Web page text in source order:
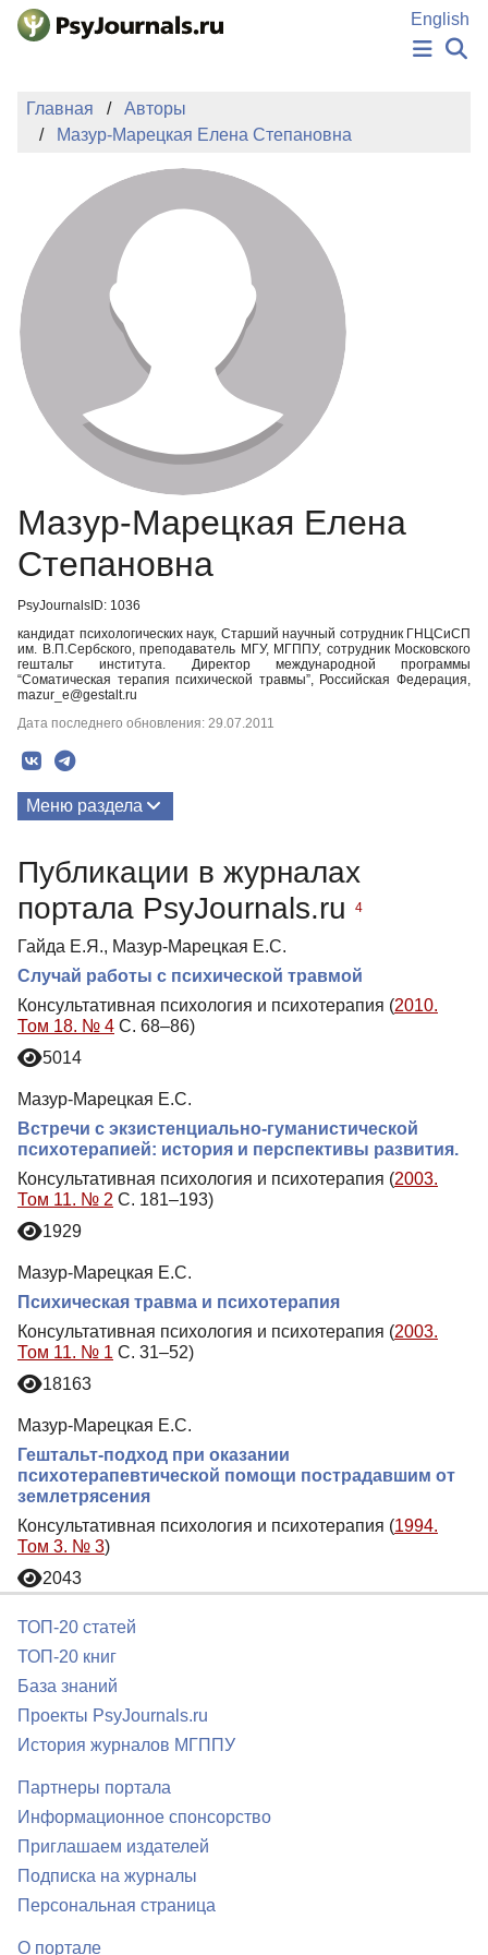
Перейти к основному содержанию
English
ИЗДАНИЯ
ПОДАТЬ РУКОПИСЬ
БАЗА ЗНАНИЙ
КЛЮЧЕВЫЕ СЛОВА
Регистрация
Главная
Авторы
Мазур-Марецкая Елена Степановна
Мазур-Марецкая Елена
Степановна
PsyJournalsID: 1036
кандидат психологических наук, Старший научный сотрудник ГНЦСиСП
им. В.П.Сербского, преподаватель МГУ, МГППУ, сотрудник Московского
гештальт института. Директор международной программы
“Соматическая терапия психической травмы”, Российская Федерация,
mazur_e@gestalt.ru
Дата последнего обновления: 29.07.2011
Меню раздела
Публикации в журналах
портала PsyJournals.ru
4
Гайда Е.Я., Мазур-Марецкая Е.С.
Случай работы с психической травмой
Консультативная психология и психотерапия (2010.
Том 18. № 4 С. 68–86)
5014
Мазур-Марецкая Е.С.
Встречи с экзистенциально-гуманистической
психотерапией: история и перспективы развития.
Консультативная психология и психотерапия (2003.
Том 11. № 2 С. 181–193)
1929
Мазур-Марецкая Е.С.
Психическая травма и психотерапия
Консультативная психология и психотерапия (2003.
Том 11. № 1 С. 31–52)
18163
Мазур-Марецкая Е.С.
Гештальт-подход при оказании
психотерапевтической помощи пострадавшим от
землетрясения
Консультативная психология и психотерапия (1994.
Том 3. № 3)
2043
ТОП-20 статей
ТОП-20 книг
База знаний
Проекты PsyJournals.ru
История журналов МГППУ
Партнеры портала
Информационное спонсорство
Приглашаем издателей
Подписка на журналы
Персональная страница
О портале